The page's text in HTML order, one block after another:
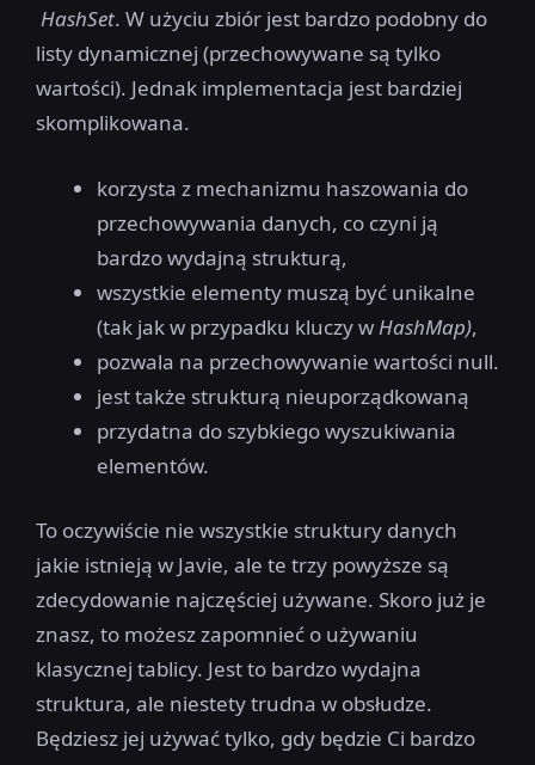
HashSet. W użyciu zbiór jest bardzo podobny do
listy dynamicznej (przechowywane są tylko
wartości). Jednak implementacja jest bardziej
skomplikowana.
korzysta z mechanizmu haszowania do
przechowywania danych, co czyni ją
bardzo wydajną strukturą,
wszystkie elementy muszą być unikalne
(tak jak w przypadku kluczy wHashMap),
pozwala na przechowywanie wartości null.
jest także strukturą nieuporządkowaną
przydatna do szybkiego wyszukiwania
elementów.
To oczywiście nie wszystkie struktury danych
jakie istnieją w Javie, ale te trzy powyższe są
zdecydowanie najczęściej używane. Skoro już je
znasz, to możesz zapomnieć o używaniu
klasycznej tablicy. Jest to bardzo wydajna
struktura, ale niestety trudna w obsłudze.
Będziesz jej używać tylko, gdy będzie Ci bardzo